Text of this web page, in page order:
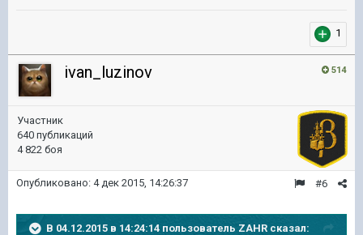
1
514
ivan_luzinov
Участник
640 публикаций
4 822 боя
#6
Опубликовано: 4 дек 2015, 14:26:37
В 04.12.2015 в 14:24:14 пользователь ZAHR сказал: